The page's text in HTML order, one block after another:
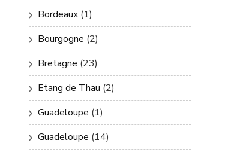
Bordeaux (1)
Bourgogne (2)
Bretagne (23)
Etang de Thau (2)
Guadeloupe (1)
Guadeloupe (14)